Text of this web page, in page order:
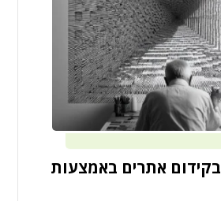
אתרים באמצעות